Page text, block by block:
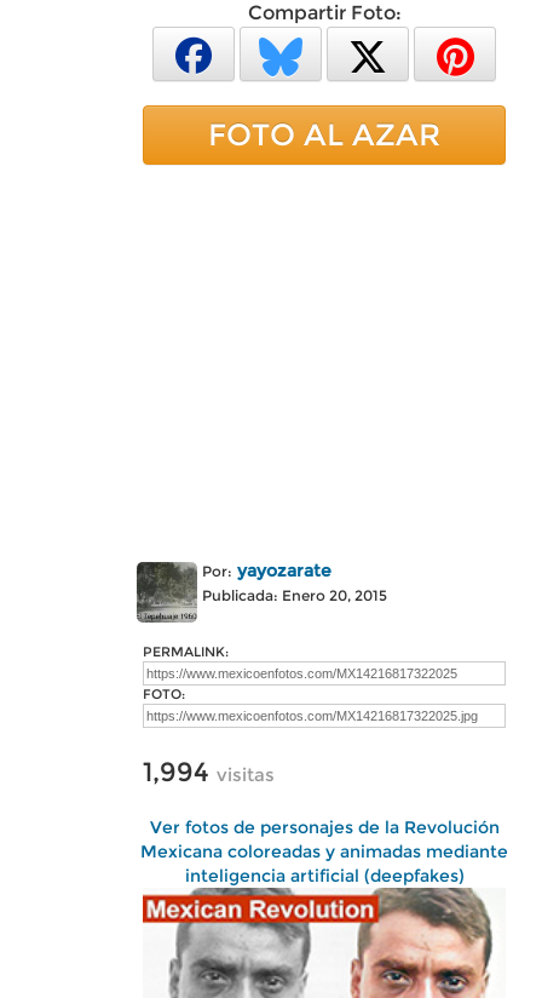
Compartir Foto:
FOTO AL AZAR
Por: yayozarate
Publicada: Enero 20, 2015
PERMALINK:
FOTO:
1,994 visitas
Ver fotos de personajes de la Revolución
Mexicana coloreadas y animadas mediante
inteligencia artificial (deepfakes)